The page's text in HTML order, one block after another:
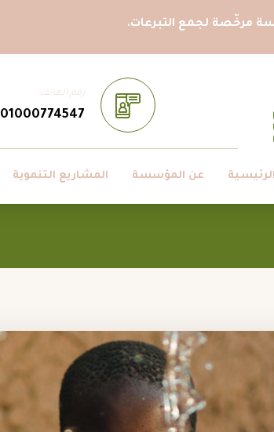
مرخّصة لجمع التبرعات.
رقم الهاتف:
01000774547
عن المؤسسة المشاريع التنموية